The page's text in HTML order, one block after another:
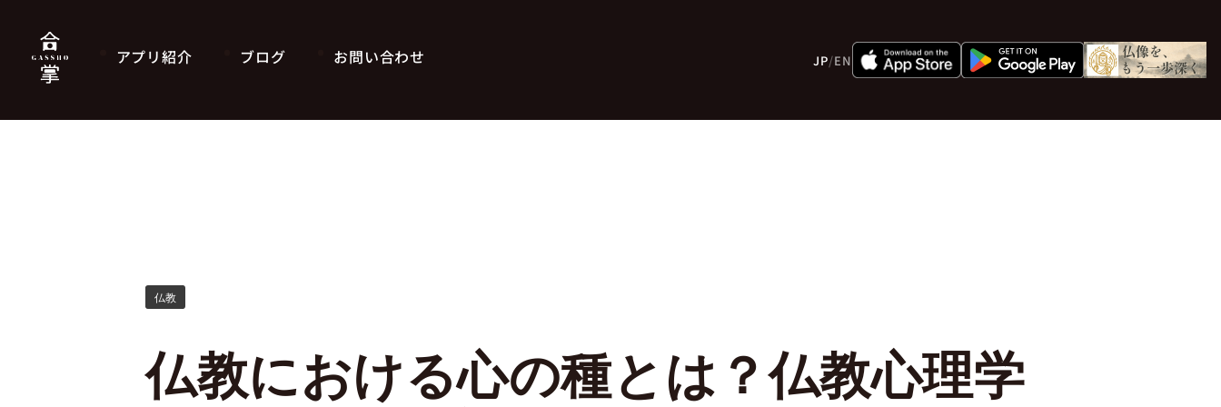
アプリ紹介 ブログ お問い合わせ JP/EN
仏教
仏教における心の種とは？仏教心理学